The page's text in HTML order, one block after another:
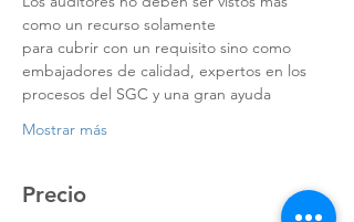
como un recurso solamente
para cubrir con un requisito sino como
embajadores de calidad, expertos en los
procesos del SGC y una gran ayuda
Mostrar más
Precio